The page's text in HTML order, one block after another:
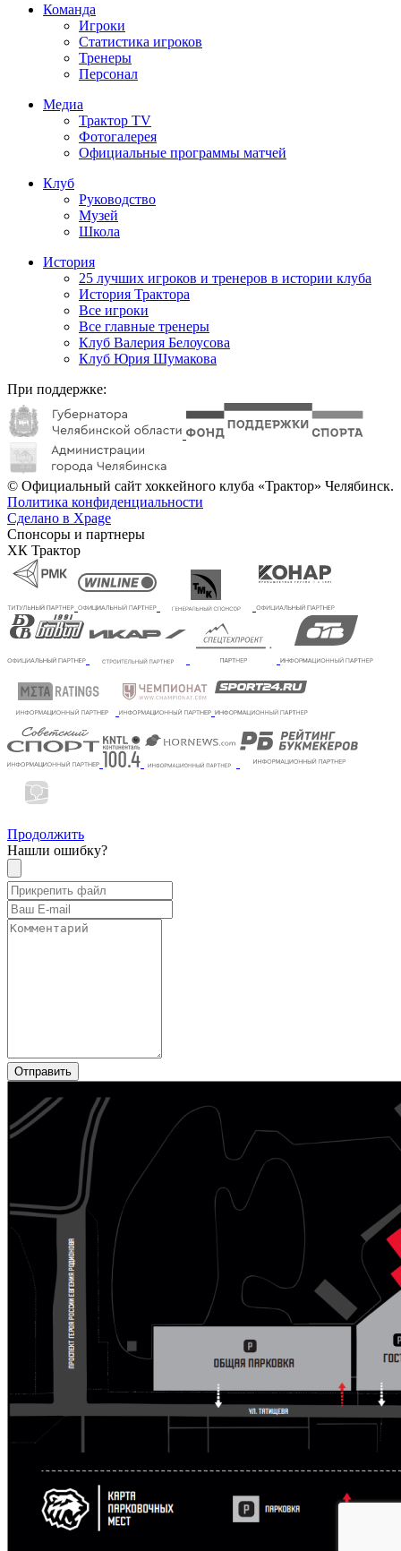
Команда
Игроки
Статистика игроков
Тренеры
Персонал
Медиа
Трактор TV
Фотогалерея
Официальные программы матчей
Клуб
Руководство
Музей
Школа
История
25 лучших игроков и тренеров в истории клуба
История Трактора
Все игроки
Все главные тренеры
Клуб Валерия Белоусова
Клуб Юрия Шумакова
При поддержке:
© Официальный сайт хоккейного клуба «Трактор» Челябинск.
Политика конфиденциальности
Сделано в Xpage
Спонсоры и партнеры
ХК Трактор
Продолжить
Нашли ошибку?